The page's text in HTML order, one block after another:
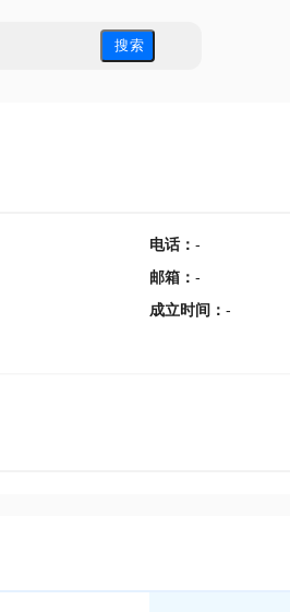
搜 索
电话： -
邮箱 ： -
成立时间 ： -